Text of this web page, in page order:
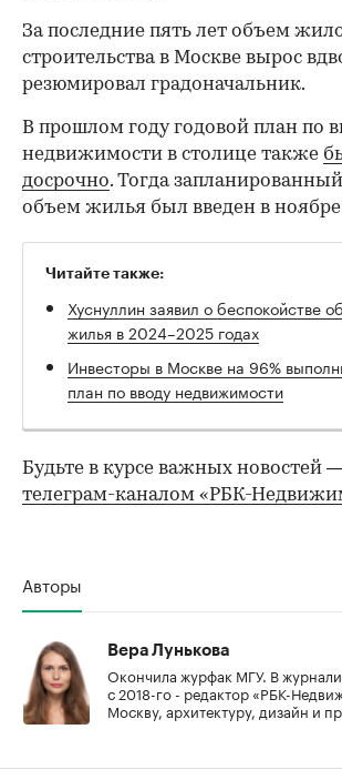
За последние пять лет объем
строительства в Москве вырос
резюмировал градоначальник.
00:00 / 00:00
В прошлом году годовой план по
недвижимости в столице также
досрочно. Тогда
объем жилья был введен в
Читайте также:
Хуснуллин заявил о беспокойстве
жилья в 2024–2025 годах
Инвесторы в Москве на 96%
план по вводу недвижимости
Будьте в курсе важных новостей
телеграм-каналом «РБК-
Авторы
Вера Лунькова
Окончила журфак МГУ. В
с 2018-го - редактор «РБК-
Москву, архитектуру, дизайн и